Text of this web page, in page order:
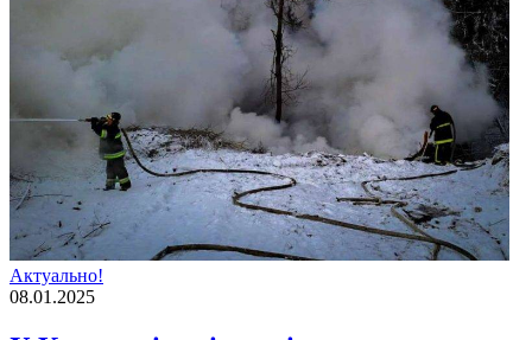
Актуально!
08.01.2025